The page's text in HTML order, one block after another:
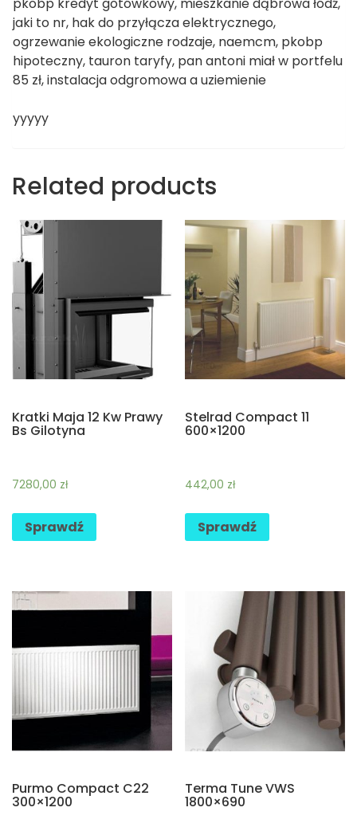
jaki to nr, hak do przyłącza elektrycznego,
ogrzewanie ekologiczne rodzaje, naemcm, pkobp
hipoteczny, tauron taryfy, pan antoni miał w portfelu
85 zł, instalacja odgromowa a uziemienie
yyyyy
Related products
Kratki Maja 12 Kw Prawy
Bs Gilotyna
7280,00 zł
Sprawdź
Stelrad Compact 11
600×1200
442,00 zł
Sprawdź
Purmo Compact C22
300×1200
Terma Tune VWS
1800×690